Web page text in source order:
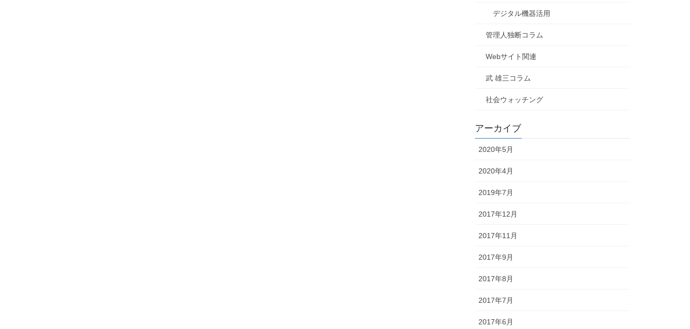
デジタル機器活用
管理人独断コラム
Webサイト関連
武 雄三コラム
社会ウォッチング
アーカイブ
2020年5月
2020年4月
2019年7月
2017年12月
2017年11月
2017年9月
2017年8月
2017年7月
2017年6月